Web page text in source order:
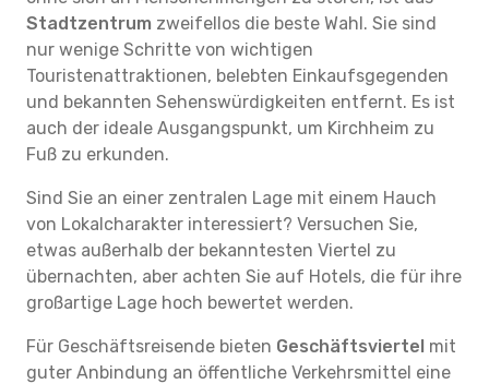
Stadtzentrum zweifellos die beste Wahl. Sie sind
nur wenige Schritte von wichtigen
Touristenattraktionen, belebten Einkaufsgegenden
und bekannten Sehenswürdigkeiten entfernt. Es ist
auch der ideale Ausgangspunkt, um Kirchheim zu
Fuß zu erkunden.
Sind Sie an einer zentralen Lage mit einem Hauch
von Lokalcharakter interessiert? Versuchen Sie,
etwas außerhalb der bekanntesten Viertel zu
übernachten, aber achten Sie auf Hotels, die für ihre
großartige Lage hoch bewertet werden.
Für Geschäftsreisende bieten Geschäftsviertel mit
guter Anbindung an öffentliche Verkehrsmittel eine